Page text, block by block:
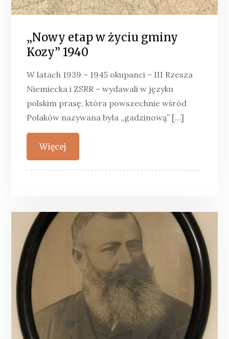
„Nowy etap w życiu gminy
Kozy” 1940
W latach 1939 – 1945 okupanci – III Rzesza
Niemiecka i ZSRR – wydawali w języku
polskim prasę, która powszechnie wśród
Polaków nazywana była „gadzinową” […]
Więcej